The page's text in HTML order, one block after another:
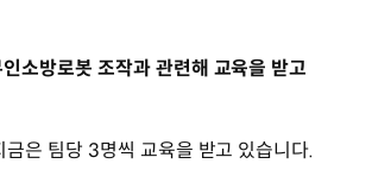
소방로봇 조작과 관련해 교육을 받고
은 팀당 3명씩 교육을 받고 있습니다.